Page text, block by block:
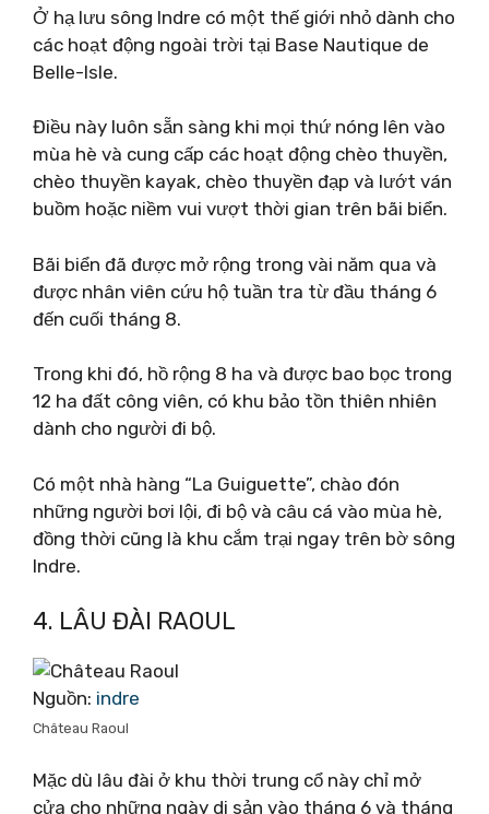
Ở hạ lưu sông Indre có một thế giới nhỏ dành cho
các hoạt động ngoài trời tại Base Nautique de
Belle-Isle.
Điều này luôn sẵn sàng khi mọi thứ nóng lên vào
mùa hè và cung cấp các hoạt động chèo thuyền,
chèo thuyền kayak, chèo thuyền đạp và lướt ván
buồm hoặc niềm vui vượt thời gian trên bãi biển.
Bãi biển đã được mở rộng trong vài năm qua và
được nhân viên cứu hộ tuần tra từ đầu tháng 6
đến cuối tháng 8.
Trong khi đó, hồ rộng 8 ha và được bao bọc trong
12 ha đất công viên, có khu bảo tồn thiên nhiên
dành cho người đi bộ.
Có một nhà hàng “La Guiguette”, chào đón
những người bơi lội, đi bộ và câu cá vào mùa hè,
đồng thời cũng là khu cắm trại ngay trên bờ sông
Indre.
4. LÂU ĐÀI RAOUL
Nguồn: indre
Château Raoul
Mặc dù lâu đài ở khu thời trung cổ này chỉ mở
cửa cho những ngày di sản vào tháng 6 và tháng